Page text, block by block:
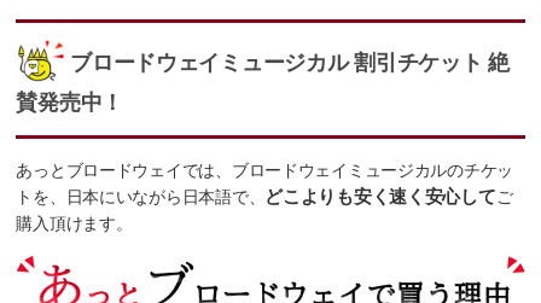
ブロードウェイミュージカル 割引チケット 絶
賛発売中！
あっとブロードウェイでは、ブロードウェイミュージカルのチケッ
トを、日本にいながら日本語で、
どこよりも安く速く安心してご
購入頂けます。